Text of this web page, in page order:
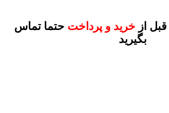
از خرید و پرداختحتما تماس
بگیرید